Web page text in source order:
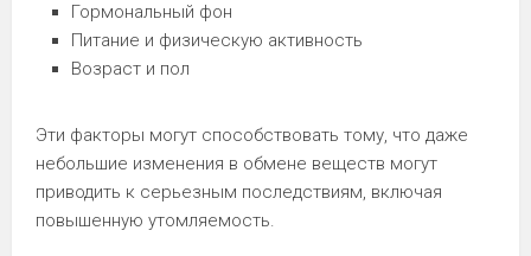
Гормональный фон
Питание и физическую активность
Возраст и пол
Эти факторы могут способствовать тому, что даже
небольшие изменения в обмене веществ могут
приводить к серьезным последствиям, включая
повышенную утомляемость.